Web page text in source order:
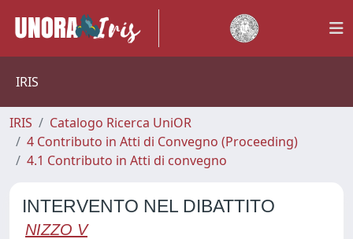
IRIS
IRIS
Catalogo Ricerca UniOR
4 Contributo in Atti di Convegno (Proceeding)
4.1 Contributo in Atti di convegno
INTERVENTO NEL DIBATTITO
NIZZO V